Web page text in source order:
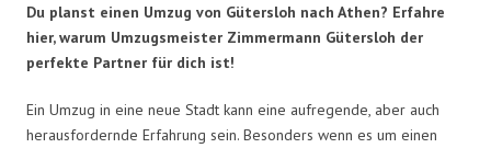
Du planst einen Umzug von Gütersloh nach Athen? Erfahre
hier, warum Umzugsmeister Zimmermann Gütersloh der
perfekte Partner für dich ist!
Ein Umzug in eine neue Stadt kann eine aufregende, aber auch
herausfordernde Erfahrung sein. Besonders wenn es um einen